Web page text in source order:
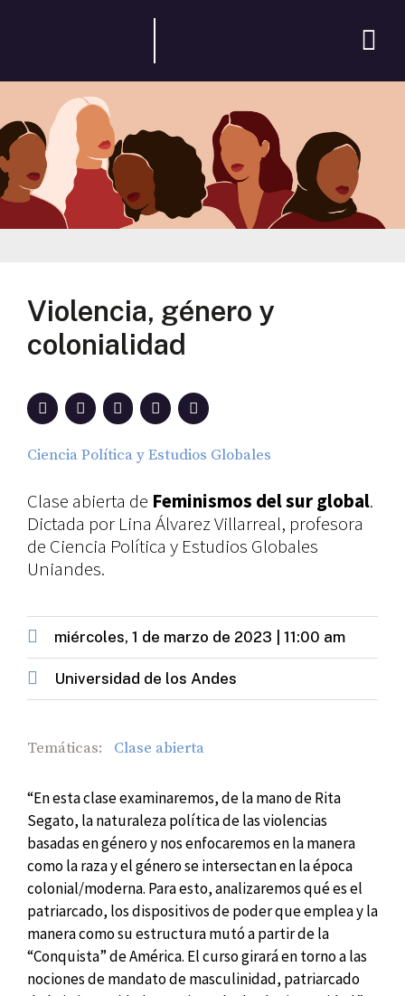
Violencia, género y
colonialidad
Ciencia Política y Estudios Globales
Clase abierta de Feminismos del sur global.
Dictada por Lina Álvarez Villarreal, profesora
de Ciencia Política y Estudios Globales
Uniandes.
miércoles, 1 de marzo de 2023 | 11:00 am
Universidad de los Andes
Temáticas: Clase abierta
“En esta clase examinaremos, de la mano de Rita
Segato, la naturaleza política de las violencias
basadas en género y nos enfocaremos en la manera
como la raza y el género se intersectan en la época
colonial/moderna. Para esto, analizaremos qué es el
patriarcado, los dispositivos de poder que emplea y la
manera como su estructura mutó a partir de la
“Conquista” de América. El curso girará en torno a las
nociones de mandato de masculinidad, patriarcado